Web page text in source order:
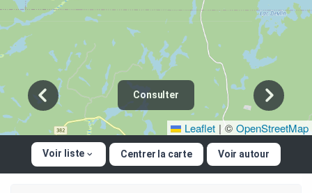
Leaflet | © OpenStreetMap
Consulter
Voir liste Centrer la carte Voir autour